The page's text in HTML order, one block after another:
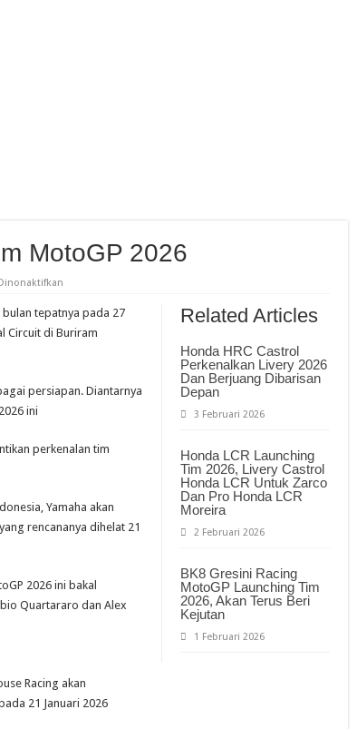
MotoGP 2026
pada
Launching
Tim
MotoGP
Related Articles
Honda HRC Castrol
Perkenalkan Livery 2026
Dan Berjuang Dibarisan
Depan
3 Februari 2026
Honda LCR Launching
Tim 2026, Livery Castrol
Honda LCR Untuk Zarco
Dan Pro Honda LCR
Moreira
2 Februari 2026
BK8 Gresini Racing
MotoGP Launching Tim
2026, Akan Terus Beri
Kejutan
1 Februari 2026
tepatnya pada 27
Circuit di Buriram
persiapan. Diantarnya
ini
perkenalan tim
Yamaha akan
rencananya dihelat 21
2026 ini bakal
Quartararo dan Alex
Racing akan
21 Januari 2026